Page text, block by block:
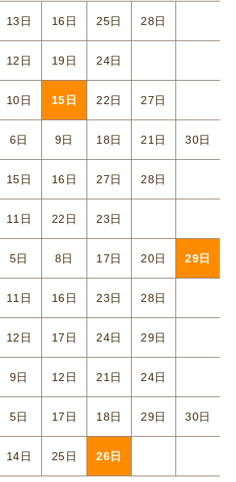
13日 16日 25日 28日
12日 19日 24日
10日 15日 22日 27日
6日 9日 18日 21日 30日
15日 16日 27日 28日
11日 22日 23日
5日 8日 17日 20日 29日
11日 16日 23日 28日
12日 17日 24日 29日
9日 12日 21日 24日
5日 17日 18日 29日 30日
14日 25日 26日